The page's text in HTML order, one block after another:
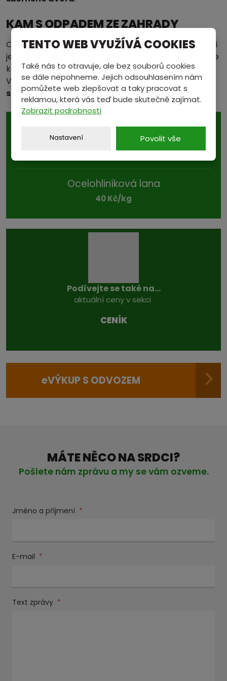
KAM S ODPADEM ZE ZAHRADY
Odpad ze zahrádky někdo sám kompostuje, což je asi
jeho nejužitečnější využití. Neupotřebíte-li ho, hledejte
kolem svého obydlí hnědý kontejner na bioodpad.
Větší množství také můžete využítsběrné dvory
s kompostárnami.
AKCE TÝDNE
3. 8. - 8. 8. 2026
Ocelohliníková lana
40 Kč/kg
Podívejte se také na...
aktuální ceny v sekci
CENÍK
eVÝKUP S ODVOZEM
MÁTE NĚCO NA SRDCI?
Pošlete nám zprávu a my se vám ozveme.
Jméno a příjmení *
E-mail *
Text zprávy *
TENTO WEB VYUŽÍVÁ COOKIES
Také nás to otravuje, ale bez souborů cookies
se dále nepohneme. Jejich odsouhlasením nám
pomůžete web zlepšovat a taky pracovat s
reklamou, která vás teď bude skutečně zajímat.
Zobrazit podrobnosti
Nastavení Povolit vše